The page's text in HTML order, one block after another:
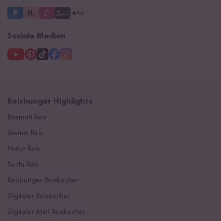
Soziale Medien
Reishunger Highlights
Basmati Reis
Jasmin Reis
Natur Reis
Sushi Reis
Reishunger Reiskocher
Digitaler Reiskocher
Digitaler Mini Reiskocher